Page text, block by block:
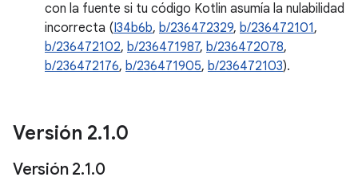
con la fuente si tu código Kotlin asumía la nulabilidad
incorrecta (I34b6b, b/236472329, b/236472101,
b/236472102, b/236471987, b/236472078,
b/236472176, b/236471905, b/236472103).
Versión 2.1.0
Versión 2.1.0